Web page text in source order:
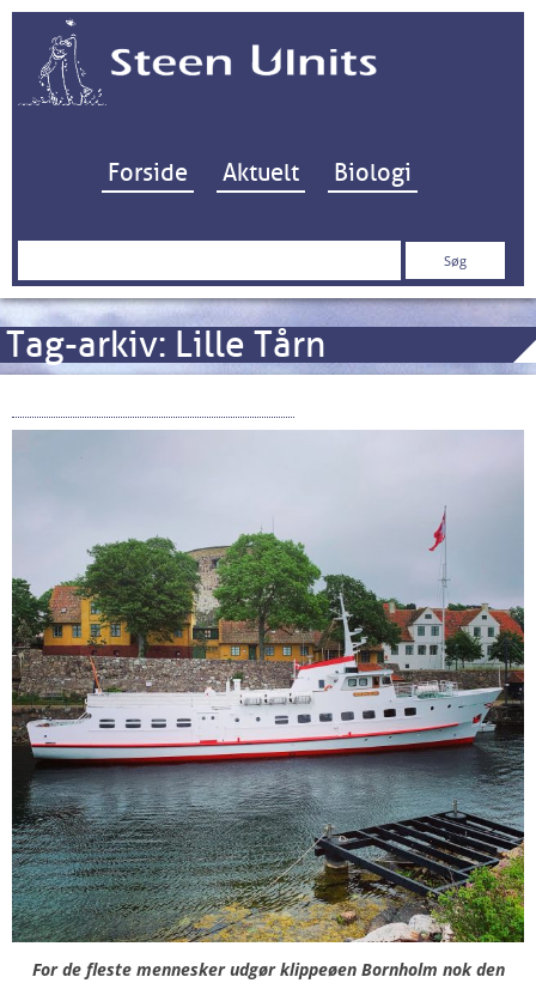
Hop til indhold
Forside Aktuelt Biologi
Søg
Tag-arkiv: Lille Tårn
For de fleste mennesker udgør klippeøen Bornholm nok den